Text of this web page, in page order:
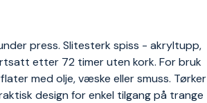
press. Slitesterk spiss - akryltupp,
etter 72 timer uten kork. For bruk
med olje, væske eller smuss. Tørker
design for enkel tilgang på trange